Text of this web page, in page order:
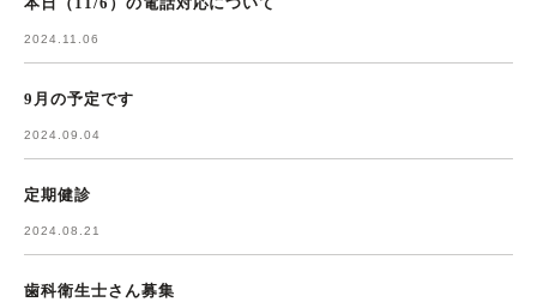
2024.11.06
9月の予定です
2024.09.04
定期健診
2024.08.21
歯科衛生士さん募集